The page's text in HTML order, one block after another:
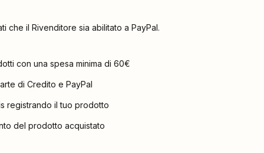
che il Rivenditore sia abilitato a PayPal.
con una spesa minima di 60€
di Credito e PayPal
registrando il tuo prodotto
del prodotto acquistato